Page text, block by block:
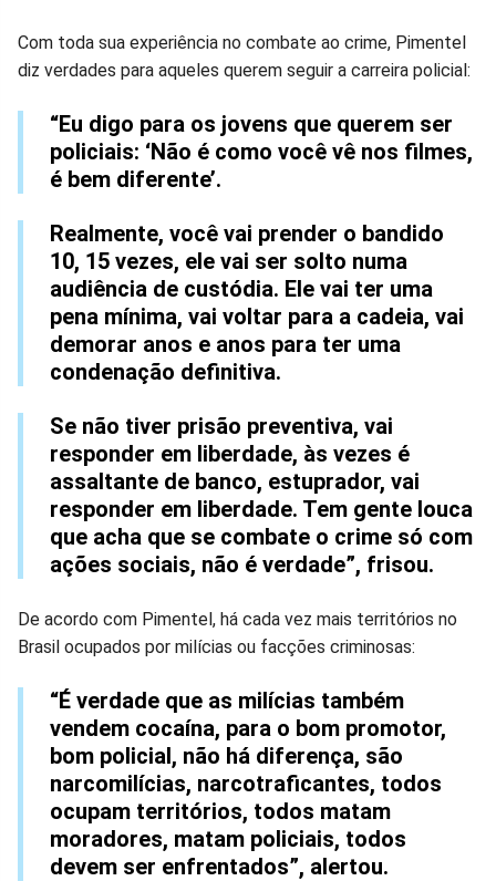
Com toda sua experiência no combate ao crime, Pimentel
diz verdades para aqueles querem seguir a carreira policial:
“Eu digo para os jovens que querem ser
policiais: ‘Não é como você vê nos filmes,
é bem diferente’.
Realmente, você vai prender o bandido
10, 15 vezes, ele vai ser solto numa
audiência de custódia. Ele vai ter uma
pena mínima, vai voltar para a cadeia, vai
demorar anos e anos para ter uma
condenação definitiva.
Se não tiver prisão preventiva, vai
responder em liberdade, às vezes é
assaltante de banco, estuprador, vai
responder em liberdade. Tem gente louca
que acha que se combate o crime só com
ações sociais, não é verdade”, frisou.
De acordo com Pimentel, há cada vez mais territórios no
Brasil ocupados por milícias ou facções criminosas:
“É verdade que as milícias também
vendem cocaína, para o bom promotor,
bom policial, não há diferença, são
narcomilícias, narcotraficantes, todos
ocupam territórios, todos matam
moradores, matam policiais, todos
devem ser enfrentados”, alertou.